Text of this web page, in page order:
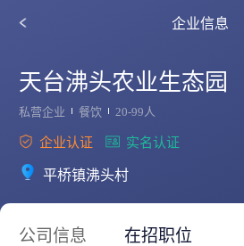
企业信息
天台沸头农业生态园
私营企业 餐饮 20-99人
企业认证 实名认证
平桥镇沸头村
公司信息 在招职位